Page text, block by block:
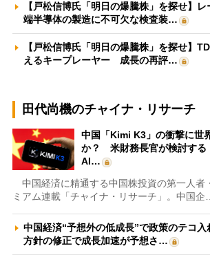
【戸松信博氏「明日の爆騰株」を探せ】
端半導体の製造に不可欠な検査装…
【戸松信博氏「明日の爆騰株」を探せ】
えるキープレーヤー 成長の再評…
田代尚機のチャイナ・リサーチ
中国「Kimi K3」の衝撃に世
か？ 米財務長官が検討する
AI…
中国経済に精通する中国株投資の第一人者
ミアム連載「チャイナ・リサーチ」。中国企…
中国経済“予想外の低成長”で政策のテコ
方針の修正で成長加速が予想さ…